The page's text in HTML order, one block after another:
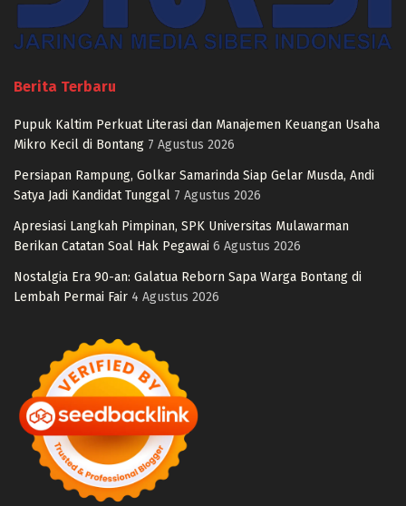
Berita Terbaru
Pupuk Kaltim Perkuat Literasi dan Manajemen Keuangan Usaha
Mikro Kecil di Bontang 7 Agustus 2026
Persiapan Rampung, Golkar Samarinda Siap Gelar Musda, Andi
Satya Jadi Kandidat Tunggal 7 Agustus 2026
Apresiasi Langkah Pimpinan, SPK Universitas Mulawarman
Berikan Catatan Soal Hak Pegawai 6 Agustus 2026
Nostalgia Era 90-an: Galatua Reborn Sapa Warga Bontang di
Lembah Permai Fair 4 Agustus 2026